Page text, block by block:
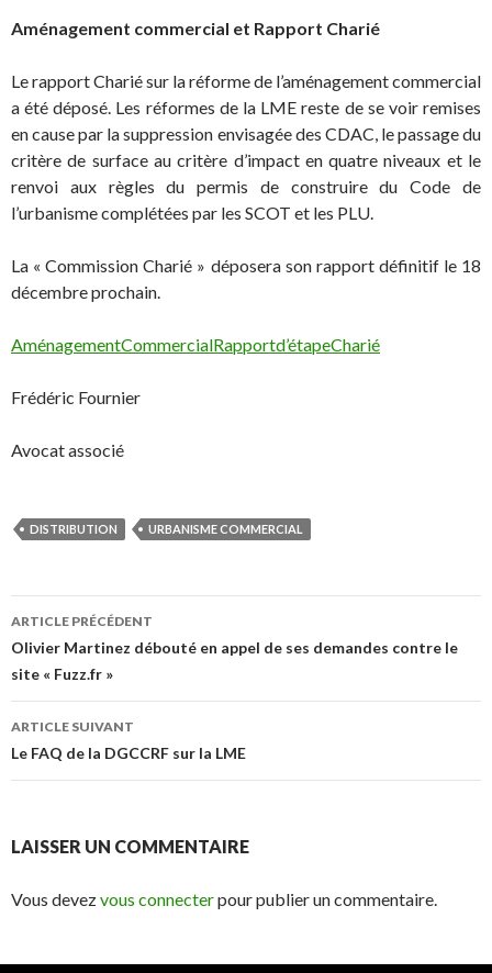
Aménagement commercial et Rapport Charié
Le rapport Charié sur la réforme de l’aménagement commercial
a été déposé. Les réformes de la LME reste de se voir remises
en cause par la suppression envisagée des CDAC, le passage du
critère de surface au critère d’impact en quatre niveaux et le
renvoi aux règles du permis de construire du Code de
l’urbanisme complétées par les SCOT et les PLU.
La « Commission Charié » déposera son rapport définitif le 18
décembre prochain.
AménagementCommercialRapportd’étapeCharié
Frédéric Fournier
Avocat associé
DISTRIBUTION URBANISME COMMERCIAL
Navigation
des
articles
ARTICLE PRÉCÉDENT
Olivier Martinez débouté en appel de ses demandes contre le
site « Fuzz.fr »
ARTICLE SUIVANT
Le FAQ de la DGCCRF sur la LME
LAISSER UN COMMENTAIRE
Vous devezvous connecterpour publier un commentaire.